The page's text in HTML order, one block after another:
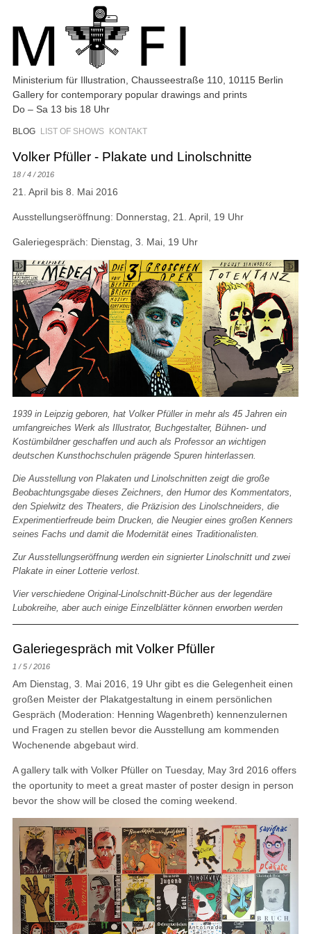
Ministerium für Illustration, Chausseestraße 110, 10115 Berlin
Gallery for contemporary popular drawings and prints
Do – Sa 13 bis 18 Uhr
BLOG LIST OF SHOWS KONTAKT
Volker Pfüller - Plakate und Linolschnitte
18 / 4 / 2016
21. April bis 8. Mai 2016
Ausstellungseröffnung: Donnerstag, 21. April, 19 Uhr
Galeriegespräch: Dienstag, 3. Mai, 19 Uhr
1939 in Leipzig geboren, hat Volker Pfüller in mehr als 45 Jahren ein
umfangreiches Werk als Illustrator, Buchgestalter, Bühnen- und
Kostümbildner geschaffen und auch als Professor an wichtigen
deutschen Kunsthochschulen prägende Spuren hinterlassen.
Die Ausstellung von Plakaten und Linolschnitten zeigt die große
Beobachtungsgabe dieses Zeichners, den Humor des Kommentators,
den Spielwitz des Theaters, die Präzision des Linolschneiders, die
Experimentierfreude beim Drucken, die Neugier eines großen Kenners
seines Fachs und damit die Modernität eines Traditionalisten.
Zur Ausstellungseröffnung werden ein signierter Linolschnitt und zwei
Plakate in einer Lotterie verlost.
Vier verschiedene Original-Linolschnitt-Bücher aus der legendäre
Lubokreihe, aber auch einige Einzelblätter können erworben werden
Galeriegespräch mit Volker Pfüller
1 / 5 / 2016
Am Dienstag, 3. Mai 2016, 19 Uhr gibt es die Gelegenheit einen
großen Meister der Plakatgestaltung in einem persönlichen
Gespräch (Moderation: Henning Wagenbreth) kennenzulernen
und Fragen zu stellen bevor die Ausstellung am kommenden
Wochenende abgebaut wird.
A gallery talk with Volker Pfüller on Tuesday, May 3rd 2016 offers
the oportunity to meet a great master of poster design in person
bevor the show will be closed the coming weekend.